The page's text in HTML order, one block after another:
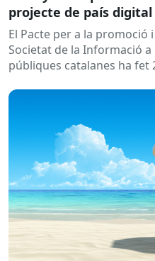
projecte de país digital
El Pacte per a la promoció
Societat de la Informació
públiques catalanes ha fet